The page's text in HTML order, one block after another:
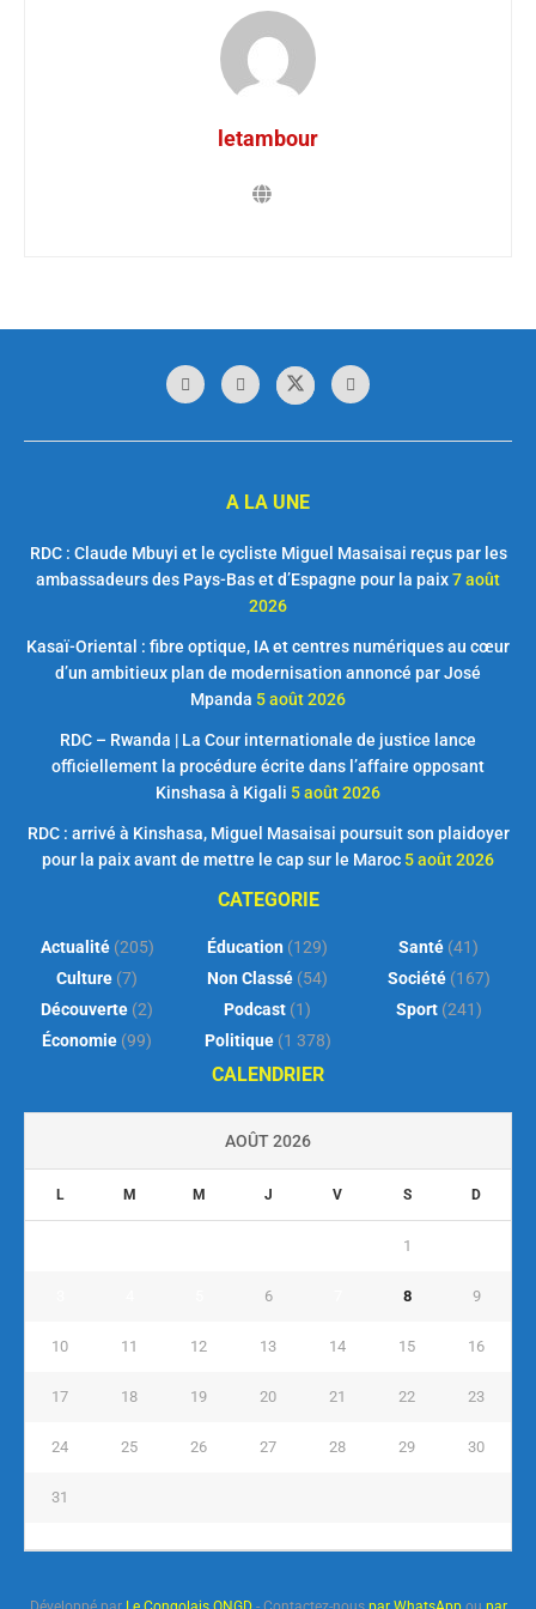
letambour
A LA UNE
RDC : Claude Mbuyi et le cycliste Miguel Masaisai reçus par les
ambassadeurs des Pays-Bas et d’Espagne pour la paix7 août
2026
Kasaï-Oriental : fibre optique, IA et centres numériques au cœur
d’un ambitieux plan de modernisation annoncé par José
Mpanda 5 août 2026
RDC – Rwanda | La Cour internationale de justice lance
officiellement la procédure écrite dans l’affaire opposant
Kinshasa à Kigali 5 août 2026
RDC : arrivé à Kinshasa, Miguel Masaisai poursuit son plaidoyer
pour la paix avant de mettre le cap sur le Maroc 5 août 2026
CATEGORIE
Actualité(205)
Culture (7)
Découverte (2)
Économie (99)
Éducation (129)
Non Classé (54)
Podcast (1)
Politique(1 378)
Santé (41)
Société(167)
Sport(241)
CALENDRIER
AOÛT 2026
L M M J V S D
1
6 8 9
10 11 12 13 14 15 16
17 18 19 20 21 22 23
24 25 26 27 28 29 30
31